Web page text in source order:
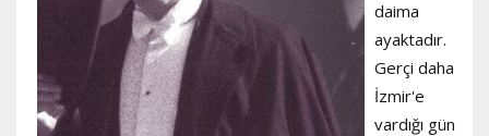
daima
ayaktadır.
Gerçi daha
İzmir'e
vardığı gün